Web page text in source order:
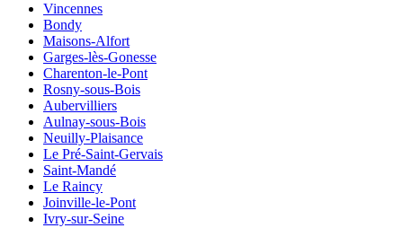
Vincennes
Bondy
Maisons-Alfort
Garges-lès-Gonesse
Charenton-le-Pont
Rosny-sous-Bois
Aubervilliers
Aulnay-sous-Bois
Neuilly-Plaisance
Le Pré-Saint-Gervais
Saint-Mandé
Le Raincy
Joinville-le-Pont
Ivry-sur-Seine